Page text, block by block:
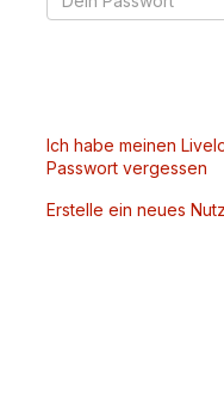
Ich habe meinen
Passwort vergessen
Erstelle ein neues